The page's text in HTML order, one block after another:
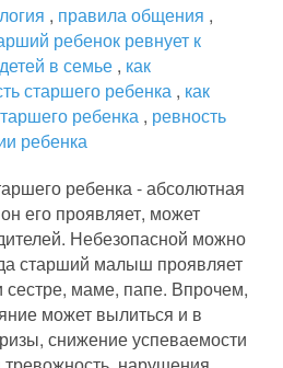
, правила общения ,
ребенок ревнует к
в семье , как
старшего ребенка , как
ребенка , ревность
ребенка
ребенка - абсолютная
его проявляет, может
Небезопасной можно
старший малыш проявляет
сестре, маме, папе. Впрочем,
может вылиться и в
снижение успеваемости